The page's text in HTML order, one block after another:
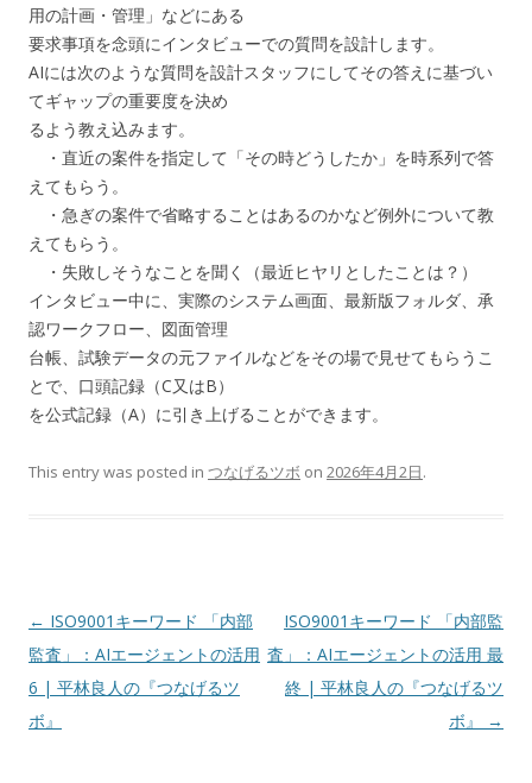
用の計画・管理」などにある
要求事項を念頭にインタビューでの質問を設計します。
AIには次のような質問を設計スタッフにしてその答えに基づい
てギャップの重要度を決め
るよう教え込みます。
・直近の案件を指定して「その時どうしたか」を時系列で答
えてもらう。
・急ぎの案件で省略することはあるのかなど例外について教
えてもらう。
・失敗しそうなことを聞く（最近ヒヤリとしたことは？）
インタビュー中に、実際のシステム画面、最新版フォルダ、承
認ワークフロー、図面管理
台帳、試験データの元ファイルなどをその場で見せてもらうこ
とで、口頭記録（C又はB）
を公式記録（A）に引き上げることができます。
This entry was posted in つなげるツボ on 2026年4月2日.
Post navigation
← ISO9001キーワード 「内部
監査」：AIエージェントの活用
6 | 平林良人の『つなげるツ
ボ』
ISO9001キーワード 「内部監
査」：AIエージェントの活用 最
終 | 平林良人の『つなげるツ
ボ』
→